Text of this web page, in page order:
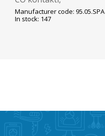
plast.fiksaator, DIN-
latile, kruviklemm, Finder
Manufacturer code: 95.05.SPA
In stock: 147